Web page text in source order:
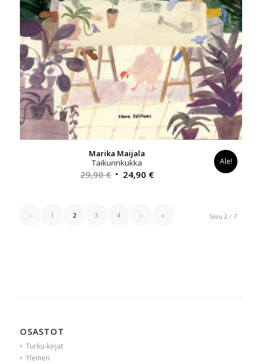
Marika Maijala
Taikurinkukka
29,90€ Alkuperäinen
29,90 €.
24,90 €Nykyinen
24,90 €.
Ale!
Sivu 2 / 7
‹ 1 2 3 4 › »
OSASTOT
Turku-kirjat
Yleinen